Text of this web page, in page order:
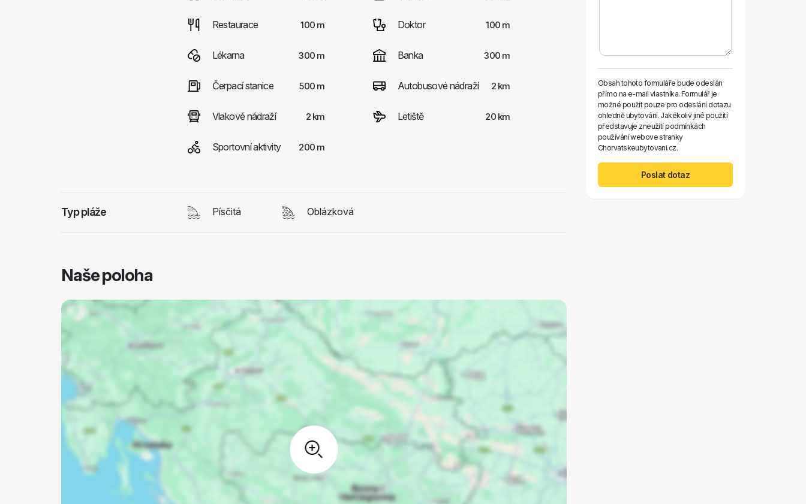
Restaurace 100 m Doktor 100 m
Lékarna 300 m Banka 300 m
Čerpací stanice 500 m Autobusové nádraží 2 km
Vlakové nádraží 2 km Letiště 20 km
Sportovní aktivity 200 m
Typ pláže Písčitá Oblázková
Naše poloha
Obsah tohoto formuláře bude odeslán
přímo na e-mail vlastníka. Formulář je
možné použít pouze pro odeslání dotazu
ohledně ubytování. Jakékoliv jiné použití
představuje zneužití podmínkách
používání webove stranky
Chorvatskeubytovani.cz.
Poslat dotaz